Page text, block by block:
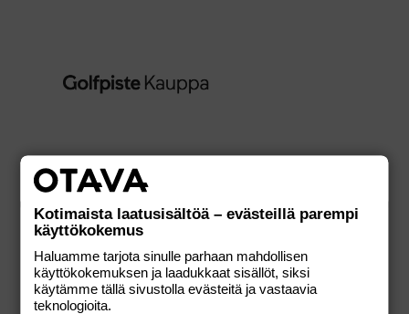
ALE
Golfauto (35€
Iitti Golf)
43,00€35,00
Kotimaista laatusisältöä – evästeillä parempi
käyttökokemus
Haluamme tarjota sinulle parhaan mahdollisen
käyttökokemuksen ja laadukkaat sisällöt, siksi
käytämme tällä sivustolla evästeitä ja vastaavia
teknologioita.